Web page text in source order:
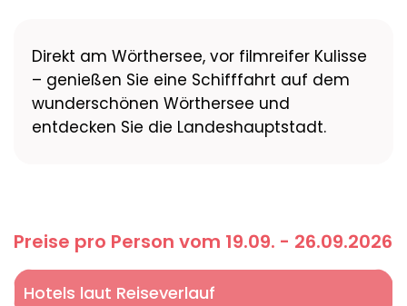
Direkt am Wörthersee, vor filmreifer Kulisse
– genießen Sie eine Schifffahrt auf dem
wunderschönen Wörthersee und
entdecken Sie die Landeshauptstadt.
Preise pro Person vom 19.09. - 26.09.2026
Hotels laut Reiseverlauf